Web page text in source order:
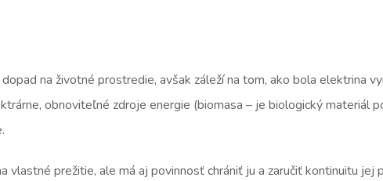
na životné prostredie, avšak záleží na tom, ako bola elektrina
obnoviteľné zdroje energie (biomasa – je biologický materiál
prežitie, ale má aj povinnosť chrániť ju a zaručiť kontinuitu jej